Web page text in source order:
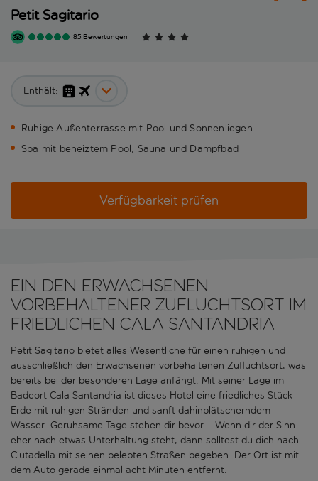
Petit Sagitario
85 Bewertungen
Enthält:
Ruhige Außenterrasse mit Pool und Sonnenliegen
Spa mit beheiztem Pool, Sauna und Dampfbad
Verfügbarkeit prüfen
Ein den Erwachsenen
vorbehaltener Zufluchtsort im
friedlichen Cala Santandria
Petit Sagitario bietet alles Wesentliche für einen ruhigen und
ausschließlich den Erwachsenen vorbehaltenen Zufluchtsort, was
bereits bei der besonderen Lage anfängt. Mit seiner Lage im
Badeort Cala Santandria ist dieses Hotel eine friedliches Stück
Erde mit ruhigen Stränden und sanft dahinplätscherndem
Wasser. Geruhsame Tage stehen dir bevor … Wenn dir der Sinn
eher nach etwas Unterhaltung steht, dann solltest du dich nach
Ciutadella mit seinen belebten Straßen begeben. Der Ort ist mit
dem Auto gerade einmal acht Minuten entfernt.